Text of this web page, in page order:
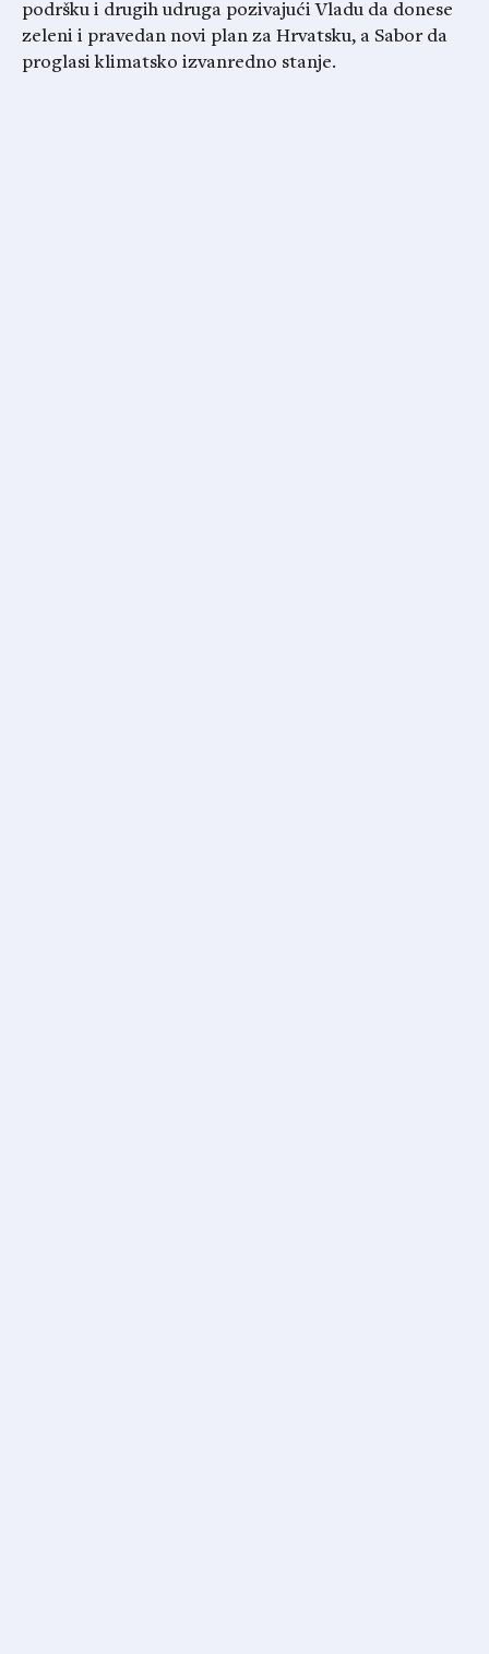
podršku i drugih udruga pozivajući Vladu da donese
zeleni i pravedan novi plan za Hrvatsku, a Sabor da
proglasi klimatsko izvanredno stanje.